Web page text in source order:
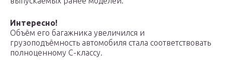
Интересно!
Объём его багажника увеличился и
грузоподъёмность автомобиля стала соответствовать
полноценному С-классу.